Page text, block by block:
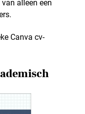
alleen een
Canva cv-